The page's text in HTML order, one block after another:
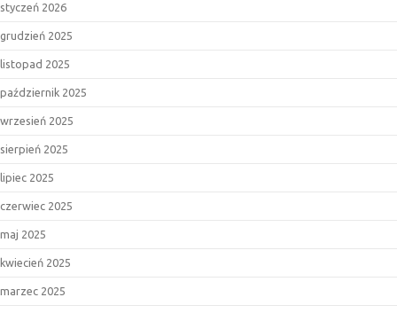
styczeń 2026
grudzień 2025
listopad 2025
październik 2025
wrzesień 2025
sierpień 2025
lipiec 2025
czerwiec 2025
maj 2025
kwiecień 2025
marzec 2025